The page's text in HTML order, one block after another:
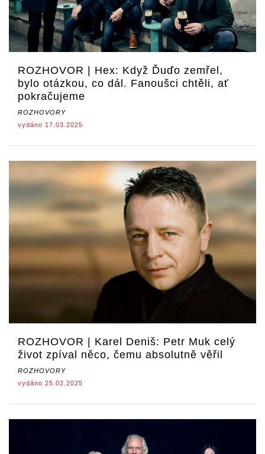
ROZHOVOR | Hex: Když Ďuďo zemřel,
bylo otázkou, co dál. Fanoušci chtěli, ať
pokračujeme
ROZHOVORY
vydáno 17.03.2025
ROZHOVOR | Karel Deniš: Petr Muk celý
život zpíval něco, čemu absolutně věřil
ROZHOVORY
vydáno 25.02.2025